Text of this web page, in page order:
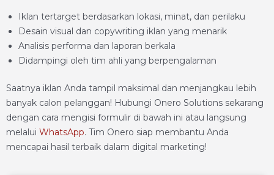
Iklan tertarget berdasarkan lokasi, minat, dan perilaku
Desain visual dan copywriting iklan yang menarik
Analisis performa dan laporan berkala
Didampingi oleh tim ahli yang berpengalaman
Saatnya iklan Anda tampil maksimal dan menjangkau lebih
banyak calon pelanggan! Hubungi Onero Solutions sekarang
dengan cara mengisi formulir di bawah ini atau langsung
melalui WhatsApp. Tim Onero siap membantu Anda
mencapai hasil terbaik dalam digital marketing!